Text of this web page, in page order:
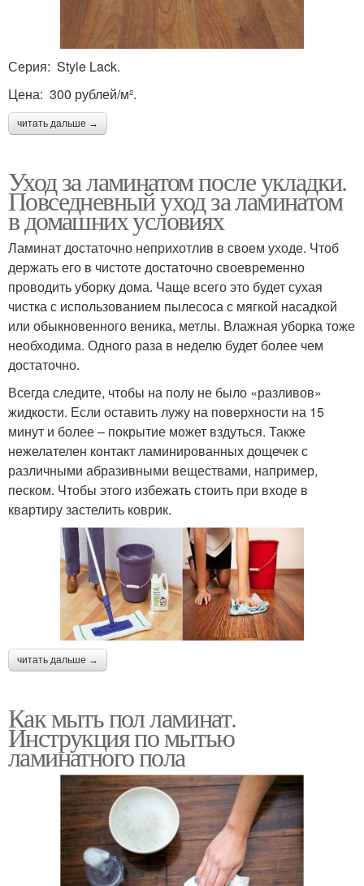
Серия: Style Lack.
Цена: 300 рублей/м².
читать дальше →
Уход за ламинатом после укладки.
Повседневный уход за ламинатом
в домашних условиях
Ламинат достаточно неприхотлив в своем уходе. Чтоб
держать его в чистоте достаточно своевременно
проводить уборку дома. Чаще всего это будет сухая
чистка с использованием пылесоса с мягкой насадкой
или обыкновенного веника, метлы. Влажная уборка тоже
необходима. Одного раза в неделю будет более чем
достаточно.
Всегда следите, чтобы на полу не было «разливов»
жидкости. Если оставить лужу на поверхности на 15
минут и более – покрытие может вздуться. Также
нежелателен контакт ламинированных дощечек с
различными абразивными веществами, например,
песком. Чтобы этого избежать стоить при входе в
квартиру застелить коврик.
читать дальше →
Как мыть пол ламинат.
Инструкция по мытью
ламинатного пола